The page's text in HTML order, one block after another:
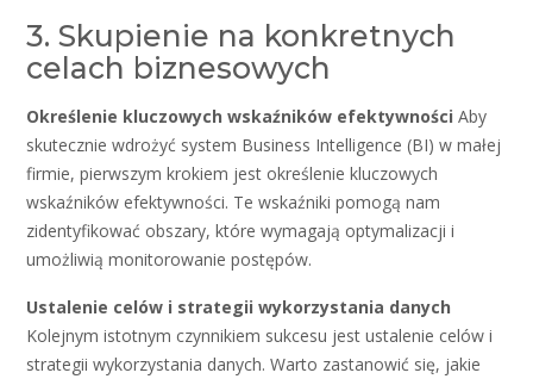
3. Skupienie na konkretnych
celach biznesowych
Określenie kluczowych wskaźników efektywności Aby
skutecznie wdrożyć system Business Intelligence (BI) w małej
firmie, pierwszym krokiem jest określenie kluczowych
wskaźników efektywności. Te wskaźniki pomogą nam
zidentyfikować obszary, które wymagają optymalizacji i
umożliwią monitorowanie postępów.
Ustalenie celów i strategii wykorzystania danych
Kolejnym istotnym czynnikiem sukcesu jest ustalenie celów i
strategii wykorzystania danych. Warto zastanowić się, jakie